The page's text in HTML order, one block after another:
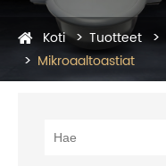
Koti Tuotteet
Mikroaaltoastiat